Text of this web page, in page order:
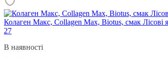
Колаген Макс, Collagen Max, Biotus, смак
27
В наявності